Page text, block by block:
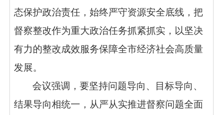
态保护政治责任，始终严守资源安全底线，把
督察整改作为重大政治任务抓紧抓实，以坚决
有力的整改成效服务保障全市经济社会高质量
发展。
会议强调，要坚持问题导向、目标导向、
结果导向相统一，从严从实推进督察问题全面